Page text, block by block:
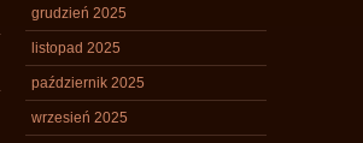
grudzień 2025
listopad 2025
październik 2025
wrzesień 2025